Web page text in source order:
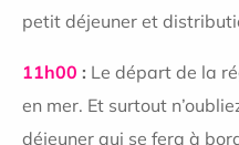
petit déjeuner et
11h00 : Le départ de la
en mer. Et surtout
déjeuner qui se fera à